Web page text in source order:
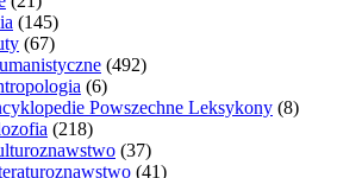
(145)
(67)
(492)
(6)
Powszechne Leksykony (8)
(218)
(37)
(41)